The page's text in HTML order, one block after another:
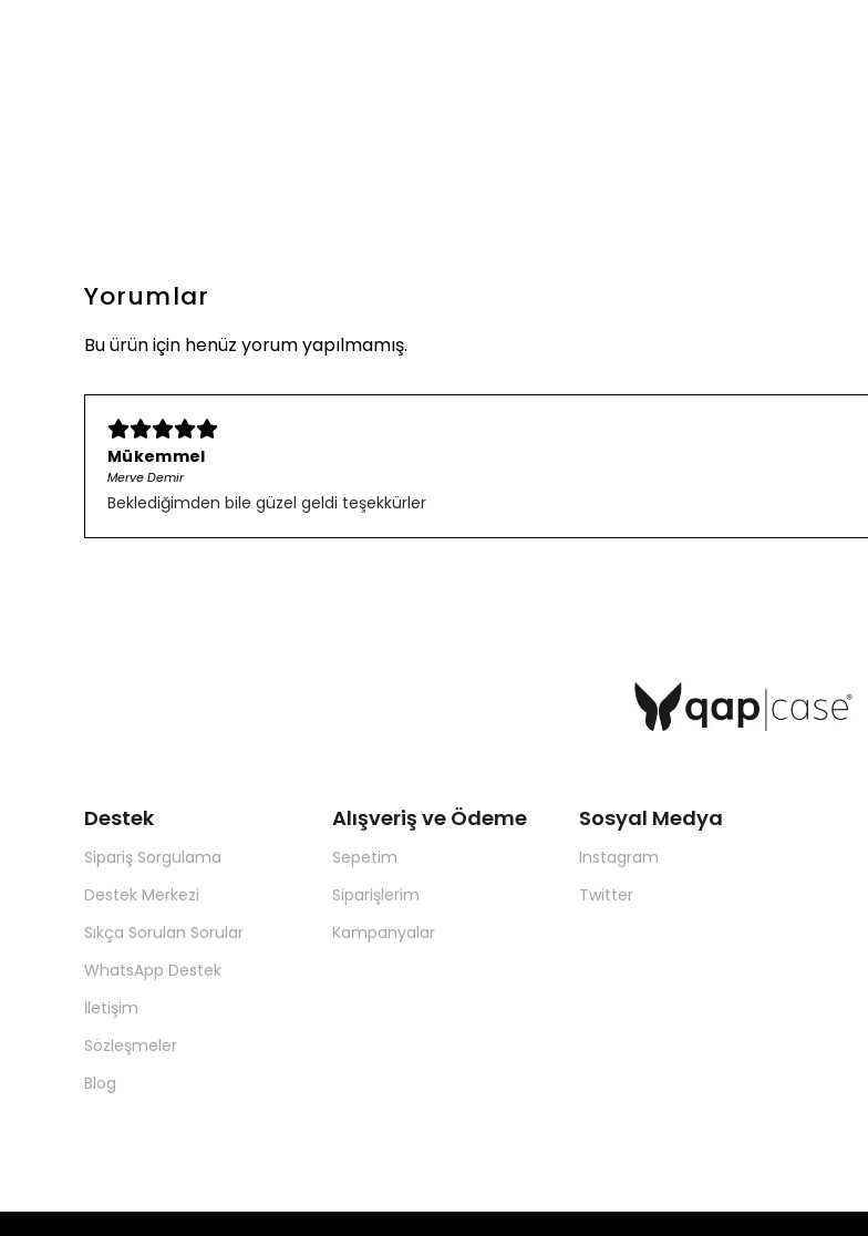
Yorumlar
Bu ürün için henüz yorum yapılmamış.
Mükemmel
Merve Demir
Beklediğimden bile güzel geldi teşekkürler
Destek
Sipariş Sorgulama
Destek Merkezi
Sıkça Sorulan Sorular
WhatsApp Destek
İletişim
Sözleşmeler
Blog
Alışveriş ve Ödeme
Sepetim
Siparişlerim
Kampanyalar
Sosyal Medya
Instagram
Twitter